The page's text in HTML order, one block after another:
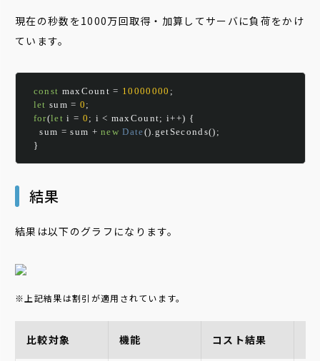
現在の秒数を1000万回取得・加算してサーバに負荷をかけ
ています。
const maxCount = 10000000 ;
let sum = 0 ;
for(let i = 0 ; i < maxCount; i++) {
    sum
= sum + new Date().getSeconds();
}
結果
結果は以下のグラフになります。
※上記結果は割引が適用されています。
比較対象 機能 コスト結果